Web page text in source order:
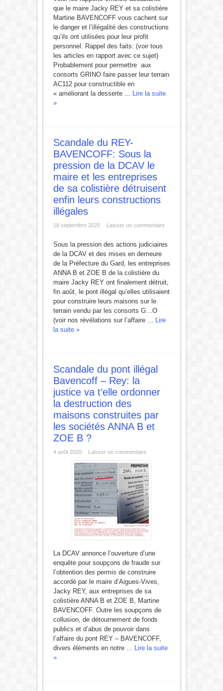
que le maire Jacky REY et sa colistière
Martine BAVENCOFF vous cachent sur
le danger et l’illégalité des constructions
qu’ils ont utilisées pour leur profit
personnel. Rappel des faits: (voir tous
les articles en rapport avec ce sujet)
Probablement pour permettre aux
consorts GRINO faire passer leur terrain
AC112 pour constructible en
« améliorant la desserte ... Lire la suite
»
Scandale du REY-
BAVENCOFF: Sous la
pression de la DCAV le
maire et les entreprises
de sa colistière détruisent
enfin leurs constructions
illégales
18 septembre 2020 Laisser un commentaire
Sous la pression des actions judiciaires
de la DCAV et des mises en demeure
de la Préfecture du Gard, les entreprises
ANNA B et ZOE B de la colistière du
maire Jacky REY ont finalement détruit,
fin août, le pont illégal qu’elles utilisaient
pour construire leurs maisons sur le
terrain vendu par les consorts G…O
(voir nos révélations sur l’affaire ... Lire
la suite »
Scandale du pont illégal
Bavencoff – Rey: la
justice va t’elle ordonner
la destruction des
maisons construites par
les sociétés ANNA B et
ZOE B ?
4 août 2020 Laisser un commentaire
La DCAV annonce l’ouverture d’une
enquête pour soupçons de fraude sur
l’obtention des permis de construire
accordé par le maire d’Aigues-Vives,
Jacky REY, aux entreprises de sa
colistière ANNA B et ZOE B, Martine
BAVENCOFF. Outre les soupçons de
collusion, de détournement de fonds
publics et d’abus de pouvoir dans
l’affaire du pont REY – BAVENCOFF,
divers éléments en notre ... Lire la suite
»